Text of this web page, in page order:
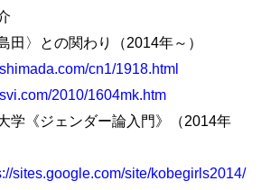
〉との関わり（2014年～）
cn1/1918.html
2010/1604mk.htm
学《ジェンダー論入門》（2014年
sites.google.com/site/kobegirls2014/